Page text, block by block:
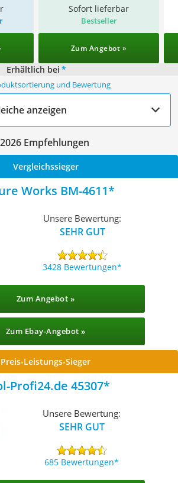
Sofort lieferbar
Bestseller
Zum Angebot »
Erhältlich bei *
und Bewertung
anzeigen
Empfehlungen
Vergleichssieger
Works BM-4611
Unsere Bewertung:
SEHR GUT
3428 Bewertungen
Zum Angebot »
Zum Ebay-Angebot »
Preis-Leistungs-Sieger
Profi24.de 45307
Unsere Bewertung:
SEHR GUT
685 Bewertungen